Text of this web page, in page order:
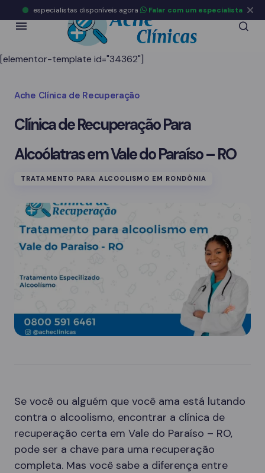
[elementor-template id="34362"]
Ache Clínica de Recuperação
Clínica de Recuperação Para
Alcoólatras em Vale do Paraíso – RO
TRATAMENTO PARA ALCOOLISMO EM RONDÔNIA
Se você ou alguém que você ama está lutando
contra o alcoolismo, encontrar a clínica de
recuperação certa em Vale do Paraíso – RO,
pode ser a chave para uma recuperação
completa. Mas você sabe a diferença entre
especialistas disponíveis agora Falar com um especialista